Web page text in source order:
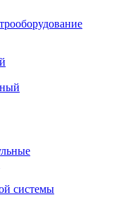
системы